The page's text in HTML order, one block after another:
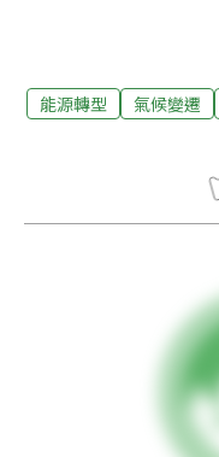
能源轉型 氣候變遷